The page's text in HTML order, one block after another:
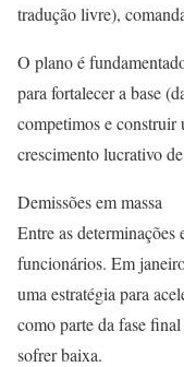
tradução livre),
O plano é
para fortalecer a base
competimos e construir
crescimento lucrativo
Demissões em massa
Entre as determinações
funcionários. Em
uma estratégia para
como parte da fase
sofrer baixa.